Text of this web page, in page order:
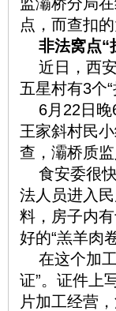
点，而查扣
非法窝点“
近日，西
五星村有3个
6月22日
王家斜村民
查，灞桥质
食安委很
法人员进入
料，房子内
好的“羔羊肉卷
在这个加
证”。证件上
片加工经营